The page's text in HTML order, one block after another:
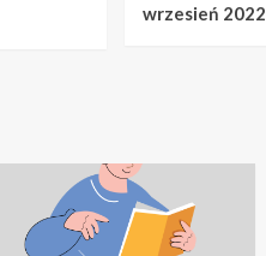
wrzesień 2022